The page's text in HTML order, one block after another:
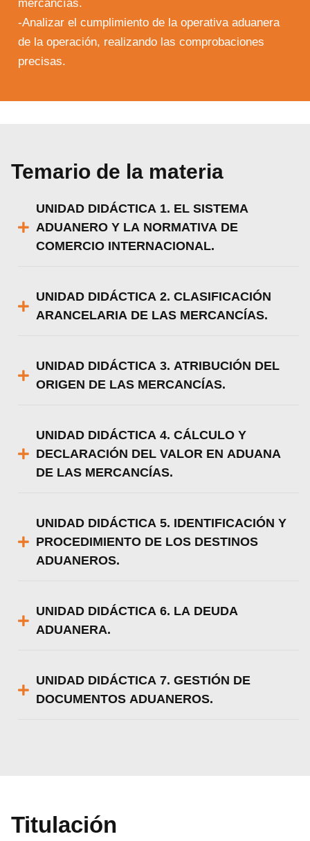
mercancías.
-Analizar el cumplimiento de la operativa aduanera
de la operación, realizando las comprobaciones
precisas.
Temario de la materia
UNIDAD DIDÁCTICA 1. EL SISTEMA
ADUANERO Y LA NORMATIVA DE
COMERCIO INTERNACIONAL.
UNIDAD DIDÁCTICA 2. CLASIFICACIÓN
ARANCELARIA DE LAS MERCANCÍAS.
UNIDAD DIDÁCTICA 3. ATRIBUCIÓN DEL
ORIGEN DE LAS MERCANCÍAS.
UNIDAD DIDÁCTICA 4. CÁLCULO Y
DECLARACIÓN DEL VALOR EN ADUANA
DE LAS MERCANCÍAS.
UNIDAD DIDÁCTICA 5. IDENTIFICACIÓN Y
PROCEDIMIENTO DE LOS DESTINOS
ADUANEROS.
UNIDAD DIDÁCTICA 6. LA DEUDA
ADUANERA.
UNIDAD DIDÁCTICA 7. GESTIÓN DE
DOCUMENTOS ADUANEROS.
Titulación